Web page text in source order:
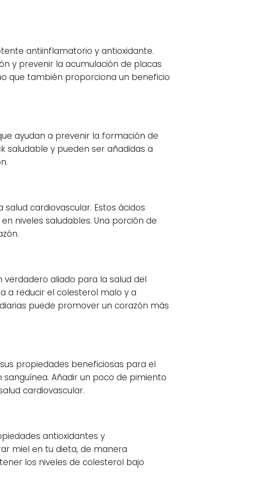
antiinflamatorio y antioxidante.
y prevenir la acumulación de placas
que también proporciona un beneficio
ayudan a prevenir la formación de
saludable y pueden ser añadidas a
cardiovascular. Estos ácidos
niveles saludables. Una porción de
verdadero aliado para la salud del
a reducir el colesterol malo y a
puede promover un corazón más
propiedades beneficiosas para el
Añadir un poco de pimiento
cardiovascular.
antioxidantes y
miel en tu dieta, de manera
los niveles de colesterol bajo